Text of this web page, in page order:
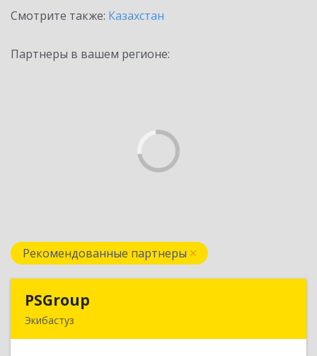
Смотрите также: Казахстан
Партнеры в вашем регионе:
Рекомендованные партнеры
PSGroup
Экибастуз